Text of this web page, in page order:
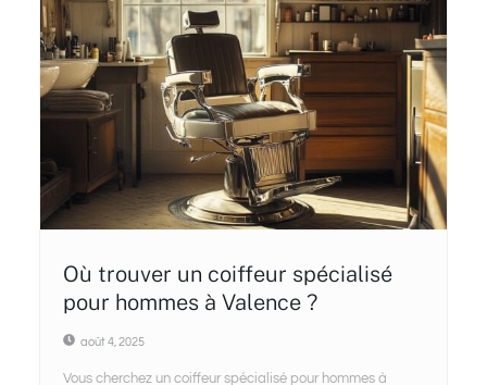
Où trouver un coiffeur spécialisé
pour hommes à Valence ?
août 4, 2025
Vous cherchez un coiffeur spécialisé pour hommes à